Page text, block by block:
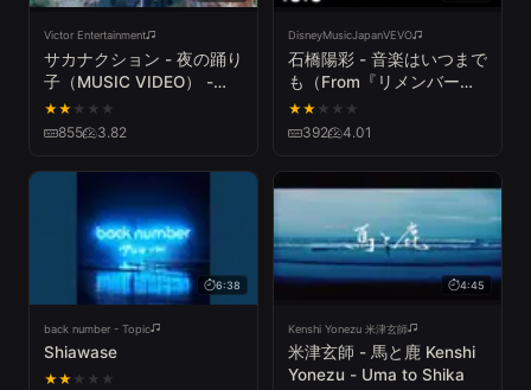
Victor Entertainment
サカナクション - 夜の踊り
子（MUSIC VIDEO） -
BEST ALBUM「魚図鑑」
(3/28release)-
★★ ★ ★ ★
855 3.82
DisneyMusicJapanVEVO
石橋陽彩 - 音楽はいつまで
も（From『リメンバー・
ミー』）
★★ ★ ★ ★
392 4.01
6:38
back number - Topic
Shiawase
★★ ★ ★ ★
4:45
Kenshi Yonezu 米津玄師
米津玄師 - 馬と鹿 Kenshi
Yonezu - Uma to Shika